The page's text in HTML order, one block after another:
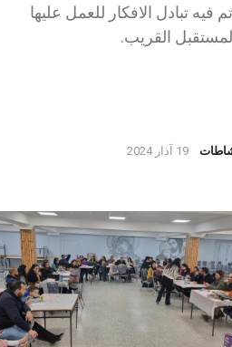
فيه تبادل الافكار للعمل عليها
القريب.
19 آذار 2024